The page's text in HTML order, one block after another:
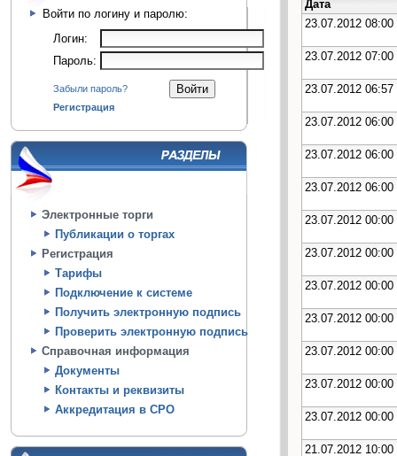
Войти по логину и паролю:
Логин:
Пароль:
Забыли пароль?
Регистрация
Электронные торги
Публикации о торгах
Регистрация
Тарифы
Подключение к системе
Получить электронную подпись
Проверить электронную подпись
Справочная информация
Документы
Контакты и реквизиты
Аккредитация в СРО
Дата
23.07.2012 08:00
23.07.2012 07:00
23.07.2012 06:57
23.07.2012 06:00
23.07.2012 06:00
23.07.2012 06:00
23.07.2012 00:00
23.07.2012 00:00
23.07.2012 00:00
23.07.2012 00:00
23.07.2012 00:00
23.07.2012 00:00
23.07.2012 00:00
21.07.2012 10:00